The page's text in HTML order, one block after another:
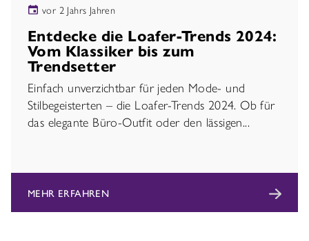
vor 2 Jahrs Jahren
Entdecke die Loafer-Trends 2024:
Vom Klassiker bis zum
Trendsetter
Einfach unverzichtbar für jeden Mode- und
Stilbegeisterten – die Loafer-Trends 2024. Ob für
das elegante Büro-Outfit oder den lässigen...
MEHR ERFAHREN